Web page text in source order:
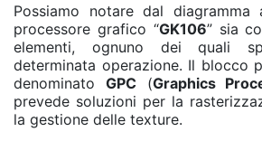
Possiamo notare dal
processore grafico “GK106” sia
elementi, ognuno dei quali
determinata operazione. Il blocco
denominato GPC(Graphics
prevede soluzioni per la
la gestione delle texture.